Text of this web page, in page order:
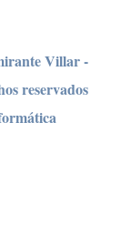
Villar -
reservados